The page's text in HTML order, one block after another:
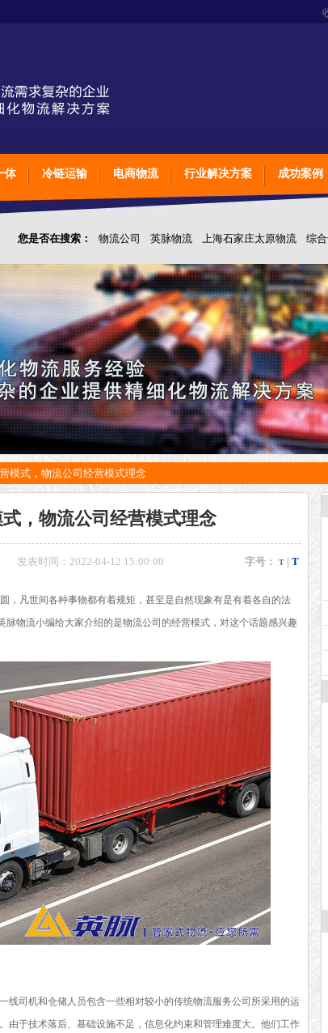
体 冷链运输 电商物流 行业解决方案 成功案例
您是否在搜索： 物流公司 英脉物流 上海石家庄太原物流 综
仓储综合专业定制物流 上海石家庄太原综合专业定制物流
模式，物流公司经营模式理念
，物流公司经营模式理念
字号： T | T
发表时间：2022-04-12 15:00:00
，凡世间各种事物都有着规矩，甚至是自然现象有是有着各自的法
脉物流小编给大家介绍的是物流公司的经营模式，对这个话题感兴趣
线司机和仓储人员包含一些相对较小的传统物流服务公司所采用的运
由于技术落后、基础设施不足，信息化约束和管理难度大。他们工作